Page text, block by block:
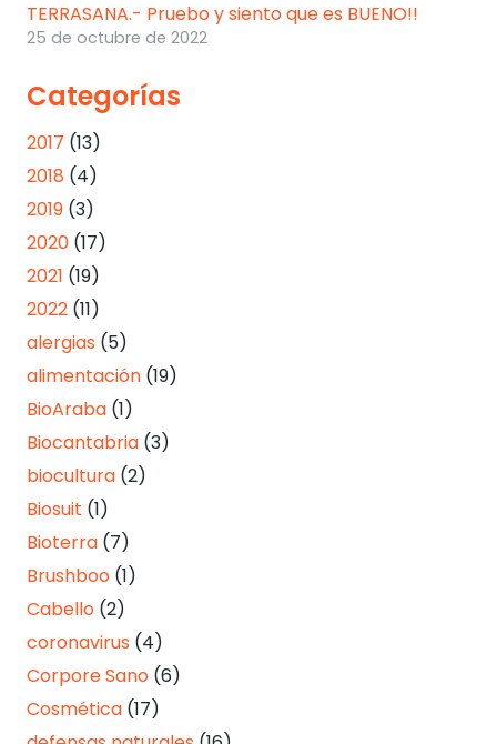
TERRASANA.- Pruebo y siento que es BUENO!!
25 de octubre de 2022
Categorías
2017 (13)
2018 (4)
2019 (3)
2020 (17)
2021 (19)
2022 (11)
alergias (5)
alimentación (19)
BioAraba (1)
Biocantabria (3)
biocultura (2)
Biosuit (1)
Bioterra (7)
Brushboo (1)
Cabello (2)
coronavirus (4)
Corpore Sano (6)
Cosmética (17)